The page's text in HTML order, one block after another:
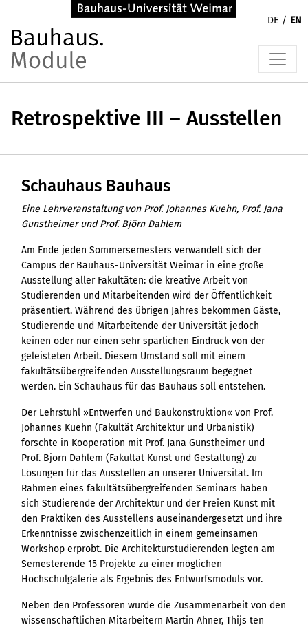
DE EN
Retrospektive III – Ausstellen
Schauhaus Bauhaus
Eine Lehrveranstaltung von Prof. Johannes Kuehn, Prof. Jana
Gunstheimer und Prof. Björn Dahlem
Am Ende jeden Sommersemesters verwandelt sich der
Campus der Bauhaus-Universität Weimar in eine große
Ausstellung aller Fakultäten: die kreative Arbeit von
Studierenden und Mitarbeitenden wird der Öffentlichkeit
präsentiert. Während des übrigen Jahres bekommen Gäste,
Studierende und Mitarbeitende der Universität jedoch
keinen oder nur einen sehr spärlichen Eindruck von der
geleisteten Arbeit. Diesem Umstand soll mit einem
fakultätsübergreifenden Ausstellungsraum begegnet
werden. Ein Schauhaus für das Bauhaus soll entstehen.
Der Lehrstuhl »Entwerfen und Baukonstruktion« von Prof.
Johannes Kuehn (Fakultät Architektur und Urbanistik)
forschte in Kooperation mit Prof. Jana Gunstheimer und
Prof. Björn Dahlem (Fakultät Kunst und Gestaltung) zu
Lösungen für das Ausstellen an unserer Universität. Im
Rahmen eines fakultätsübergreifenden Seminars haben
sich Studierende der Architektur und der Freien Kunst mit
den Praktiken des Ausstellens auseinandergesetzt und ihre
Erkenntnisse zwischenzeitlich in einem gemeinsamen
Workshop erprobt. Die Architekturstudierenden legten am
Semesterende 15 Projekte zu einer möglichen
Hochschulgalerie als Ergebnis des Entwurfsmoduls vor.
Neben den Professoren wurde die Zusammenarbeit von den
wissenschaftlichen Mitarbeitern Martin Ahner, Thijs ten